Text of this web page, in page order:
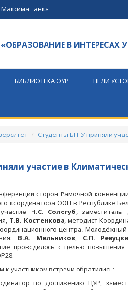
Максима Танка
В ИНТЕРЕСАХ
БИБЛИОТЕКА ОУР ЦЕЛИ
Студенты БГПУ приняли
участие в
сторон Рамочной
координатора ООН в Республике
Н.С. Сологуб,
Т.В. Костенкова, методист
центра,
В.А. Мельников, С.П.
проводилось с целью повышения
к участникам встречи обратились:
по достижению ЦУР,